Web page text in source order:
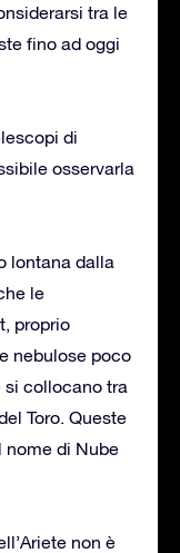
tra le
fino ad oggi
di
osservarla
lontana dalla
le
proprio
nebulose poco
collocano tra
Toro. Queste
nome di Nube
non è